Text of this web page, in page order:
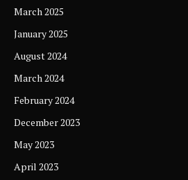
March 2025
January 2025
August 2024
March 2024
February 2024
December 2023
May 2023
April 2023